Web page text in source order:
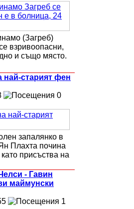
(Загреб)
взривоопасни,
и също място.
най-старият фен
0
запалянко в
Плахта почина
присъства на
- Гавин
маймунски
1